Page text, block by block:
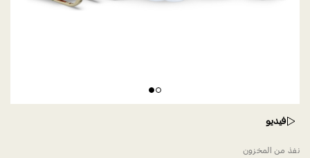
فيديو
نفذ من المخزون